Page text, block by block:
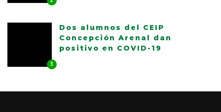
3
Dos alumnos del CEIP
Concepción Arenal dan
positivo en COVID-19